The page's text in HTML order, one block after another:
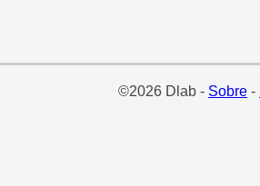
©2026 Dlab - Sobre-